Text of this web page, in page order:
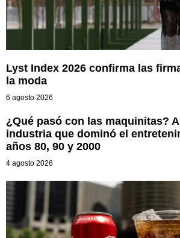
Lyst Index 2026 confirma las
la moda
6 agosto 2026
¿Qué pasó con las maquinitas?
industria que dominó el
años 80, 90 y 2000
4 agosto 2026